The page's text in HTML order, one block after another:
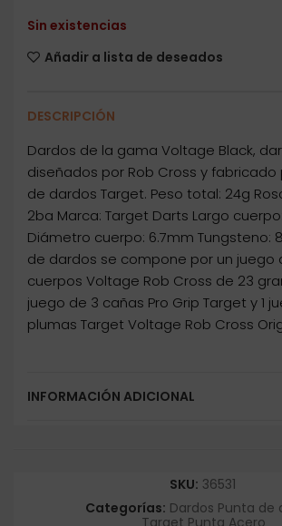
Sin existencias
Añadir a lista de deseados
DESCRIPCIÓN
Dardos de la gama Voltage Black,
diseñados por Rob Cross y fabricado
de dardos Target. Peso total: 24g
2ba Marca: Target Darts Largo
Diámetro cuerpo: 6.7mm Tungsteno:
de dardos se compone por un juego
cuerpos Voltage Rob Cross de 23
juego de 3 cañas Pro Grip Target y 1
plumas Target Voltage Rob Cross
INFORMACIÓN ADICIONAL
SKU: 36531
Categorías: Dardos Punta de